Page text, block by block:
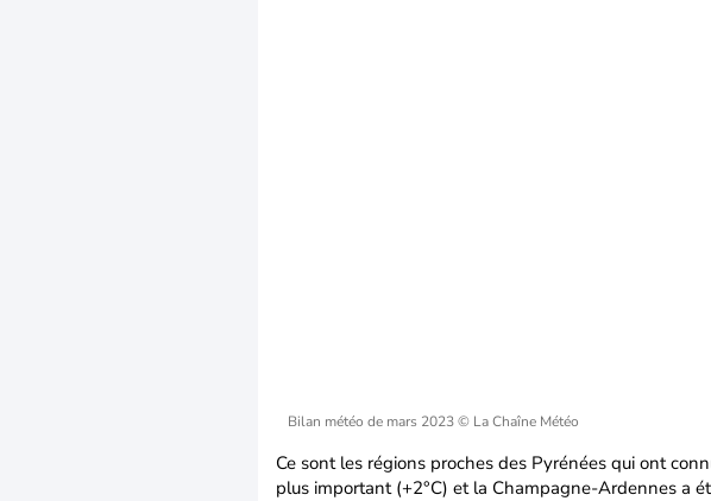
Bilan météo de mars 2023© La Chaîne Météo
Ce sont les régions proches des Pyrénées qui ont
plus important (+2°C) et la Champagne-Ardennes a